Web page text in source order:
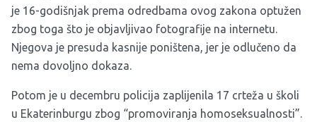
je 16-godišnjak prema odredbama ovog zakona optužen
zbog toga što je objavljivao fotografije na internetu.
Njegova je presuda kasnije poništena, jer je odlučeno da
nema dovoljno dokaza.
Potom je u decembru policija zaplijenila 17 crteža u školi
u Ekaterinburgu zbog “promoviranja homoseksualnosti”.